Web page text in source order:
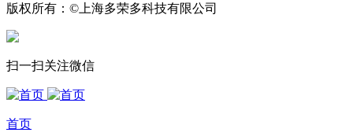
版权所有：©上海多荣多科技有限公司
扫一扫关注微信
首页